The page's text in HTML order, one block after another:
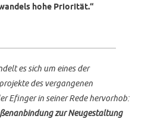
hohe Priorität.“
es sich um eines der
des vergangenen
Efinger in seiner Rede hervorhob:
zur Neugestaltung